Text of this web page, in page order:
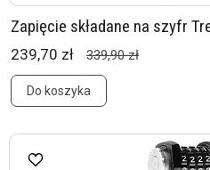
Zapięcie składane na szyfr
239,70 zł 339,90 zł
Do koszyka